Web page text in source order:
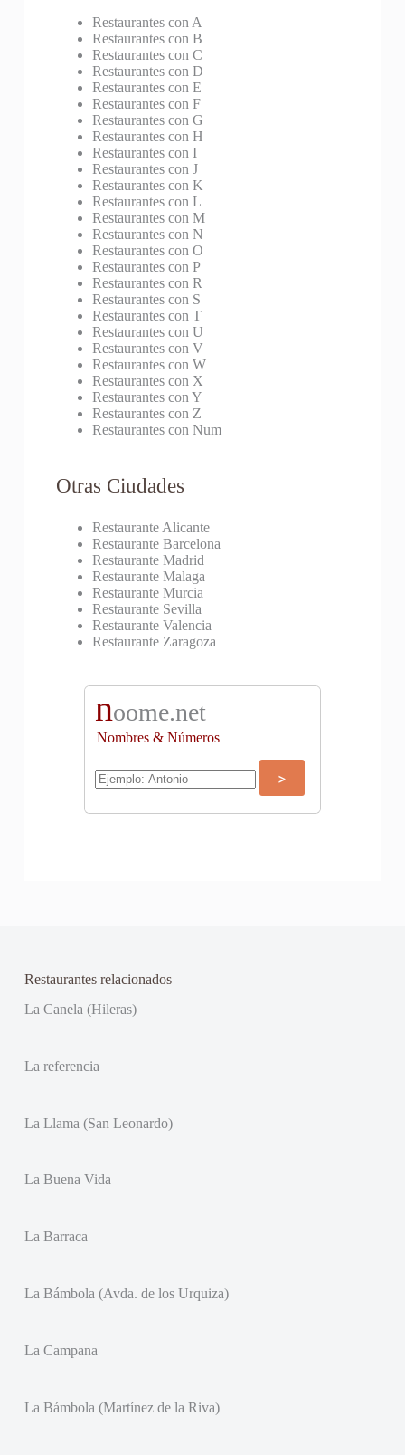
Restaurantes con A
Restaurantes con B
Restaurantes con C
Restaurantes con D
Restaurantes con E
Restaurantes con F
Restaurantes con G
Restaurantes con H
Restaurantes con I
Restaurantes con J
Restaurantes con K
Restaurantes con L
Restaurantes con M
Restaurantes con N
Restaurantes con O
Restaurantes con P
Restaurantes con R
Restaurantes con S
Restaurantes con T
Restaurantes con U
Restaurantes con V
Restaurantes con W
Restaurantes con X
Restaurantes con Y
Restaurantes con Z
Restaurantes con Num
Otras Ciudades
Restaurante Alicante
Restaurante Barcelona
Restaurante Madrid
Restaurante Malaga
Restaurante Murcia
Restaurante Sevilla
Restaurante Valencia
Restaurante Zaragoza
noome.net
Nombres & Números
Restaurantes relacionados
La Canela (Hileras)
La referencia
La Llama (San Leonardo)
La Buena Vida
La Barraca
La Bámbola (Avda. de los Urquiza)
La Campana
La Bámbola (Martínez de la Riva)